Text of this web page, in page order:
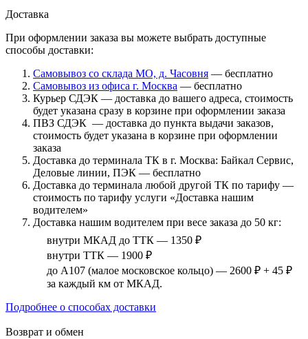
Доставка
При оформлении заказа вы можете выбрать доступные
способы доставки:
Самовывоз со склада МО, д. Часовня — бесплатно
Самовывоз из офиса г. Москва — бесплатно
Курьер СДЭК — доставка до вашего адреса, стоимость
будет указана сразу в корзине при оформлении заказа
ПВЗ СДЭК — доставка до пункта выдачи заказов,
стоимость будет указана в корзине при оформлении
заказа
Доставка до терминала ТК в г. Москва: Байкал Сервис,
Деловые линии, ПЭК — бесплатно
Доставка до терминала любой другой ТК по тарифу —
стоимость по тарифу услуги «Доставка нашим
водителем»
Доставка нашим водителем при весе заказа до 50 кг:
внутри МКАД до ТТК — 1350 ₽
внутри ТТК — 1900 ₽
до А107 (малое московское кольцо) — 2600 ₽ + 45 ₽
за каждый км от МКАД.
Подробнее о способах доставки
Возврат и обмен